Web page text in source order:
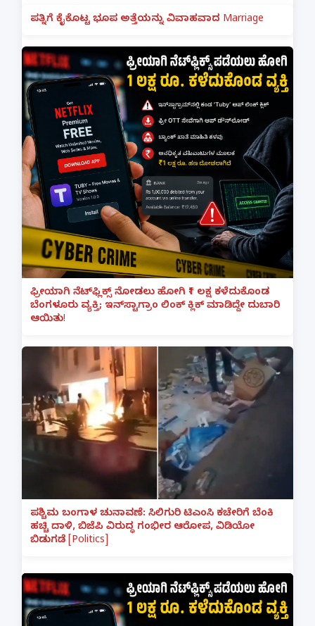
ಪತ್ನಿಗೆ ಕೈಕೊಟ್ಟ ಭೂಪ ಅತ್ತೆಯನ್ನು ವಿವಾಹವಾದ Marriage
ಫ್ರೀಯಾಗಿ ನೆಟ್‌ಫ್ಲಿಕ್ಸ್ ನೋಡಲು ಹೋಗಿ ₹1 ಲಕ್ಷ ಕಳೆದುಕೊಂಡ
ಬೆಂಗಳೂರು ವ್ಯಕ್ತಿ; ಇನ್‌ಸ್ಟಾಗ್ರಾಂ ಲಿಂಕ್ ಕ್ಲಿಕ್ ಮಾಡಿದ್ದೇ ದುಬಾರಿ
ಆಯಿತು!
ಪಶ್ಚಿಮ ಬಂಗಾಳ ಚುನಾವಣೆ: ಸಿಲಿಗುರಿ ಟಿಎಂಸಿ ಕಚೇರಿಗೆ ಬೆಂಕಿ
ಹಚ್ಚಿ ದಾಳಿ, ಬಿಜೆಪಿ ವಿರುದ್ಧ ಗಂಭೀರ ಆರೋಪ, ವಿಡಿಯೋ
ಬಿಡುಗಡೆ [Politics]